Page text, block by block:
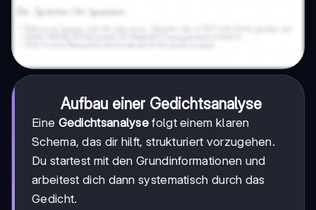
Aufbau einer Gedichtsanalyse
Eine Gedichtsanalyse folgt einem klaren
Schema, das dir hilft, strukturiert vorzugehen.
Du startest mit den Grundinformationen und
arbeitest dich dann systematisch durch das
Gedicht.